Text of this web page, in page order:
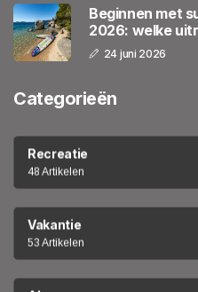
Beginnen met
2026: welke
24 juni 2026
Categorieën
Recreatie
48 Artikelen
Vakantie
53 Artikelen